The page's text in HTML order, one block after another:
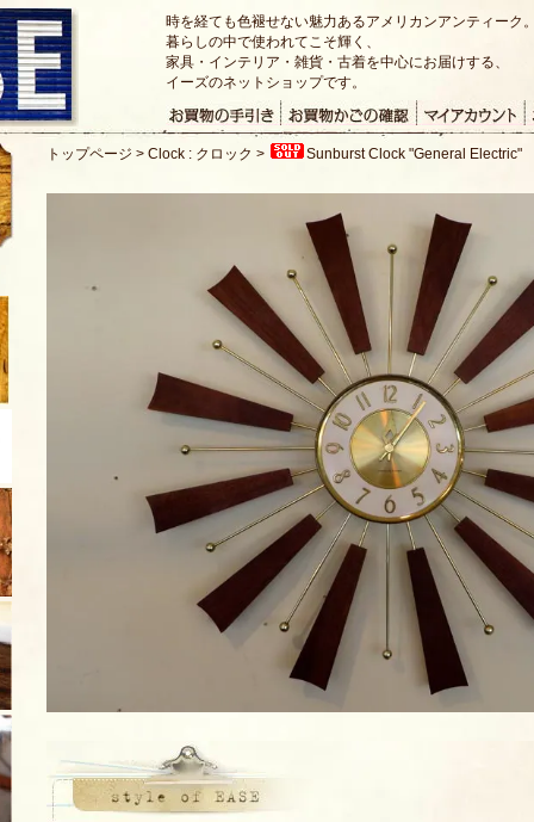
時を経ても色褪せない魅力あるアメリカンアンティーク
暮らしの中で使われてこそ輝く、
家具・インテリア・雑貨・古着を中心にお届けする、
イーズのネットショップです。
トップページ > Clock : クロック > Sunburst Clock "General Electric"